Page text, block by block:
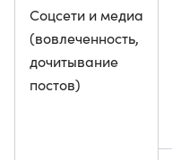
Соцсети и медиа
(вовлеченность,
дочитывание
постов)